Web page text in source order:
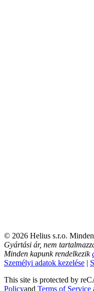
© 2026 Helius s.r.o.
Gyártási ár, nem
Minden kapunk rendelkezik
Személyi adatok kezelése |
This site is protected by
Policyand Terms of Service